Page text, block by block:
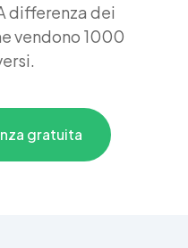
differenza dei
vendono 1000
gratuita